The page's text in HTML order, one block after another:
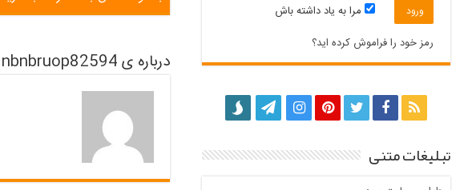
درباره ی nbnbruop82594
مرا به یاد داشته باش
رمز خود را فراموش کرده اید؟
تبلیغات متنی